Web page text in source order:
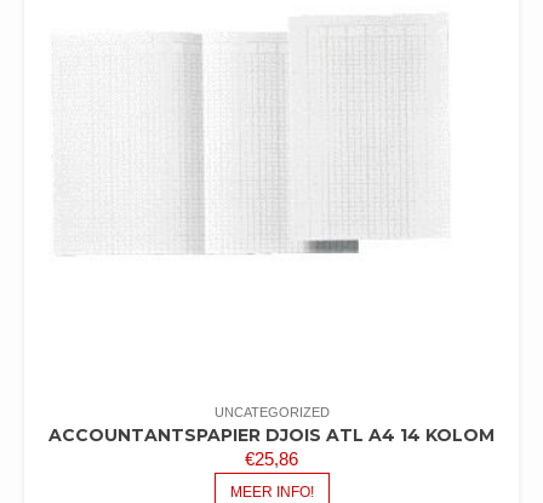
UNCATEGORIZED
ACCOUNTANTSPAPIER DJOIS ATL A4 14 KOLOM
€25,86
MEER INFO!